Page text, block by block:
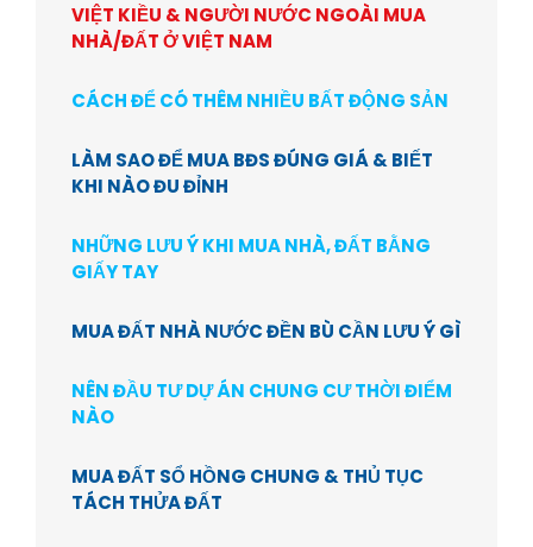
VIỆT KIỀU & NGƯỜI NƯỚC NGOÀI MUA
NHÀ/ĐẤT Ở VIỆT NAM
CÁCH ĐỂ CÓ THÊM NHIỀU BẤT ĐỘNG SẢN
LÀM SAO ĐỂ MUA BĐS ĐÚNG GIÁ & BIẾT
KHI NÀO ĐU ĐỈNH
NHỮNG LƯU Ý KHI MUA NHÀ, ĐẤT BẰNG
GIẤY TAY
MUA ĐẤT NHÀ NƯỚC ĐỀN BÙ CẦN LƯU Ý GÌ
NÊN ĐẦU TƯ DỰ ÁN CHUNG CƯ THỜI ĐIỂM
NÀO
MUA ĐẤT SỔ HỒNG CHUNG & THỦ TỤC
TÁCH THỬA ĐẤT